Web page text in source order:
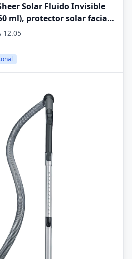
Solar Fluido Invisible
ml), protector solar facial
crema hidratante facial
crema de sol resistente
12.05